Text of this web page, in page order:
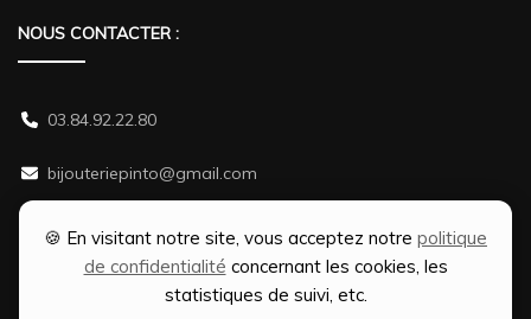
🍪 En visitant notre site, vous acceptez notre politique
de confidentialité concernant les cookies, les
statistiques de suivi, etc.
NOUS CONTACTER :
03.84.92.22.80
bijouteriepinto@gmail.com
38 rue Gambetta 70500 JUSSEY